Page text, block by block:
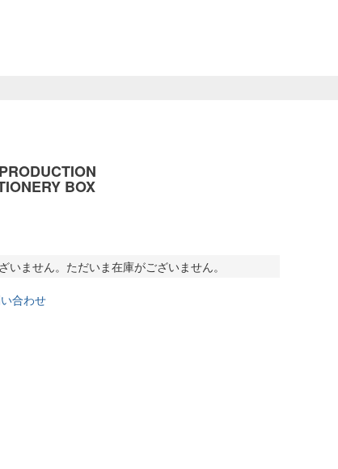
BOX
いません。ただいま在庫がございません。
合わせ